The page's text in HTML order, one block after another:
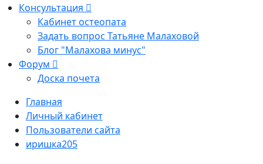
Консультация
Кабинет остеопата
Задать вопрос Татьяне Малаховой
Блог "Малахова минус"
Форум
Доска почета
Главная
Личный кабинет
Пользователи сайта
иришка205